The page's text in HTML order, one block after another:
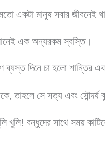
একটা মানুষ সবার জীবনেই
এক অন্যরকম স্বস্তি।
ব্যস্ত দিনে চা হলো শান্তির
তাহলে সে সত্য এবং
খুলি! বন্ধুদের সাথে সময়